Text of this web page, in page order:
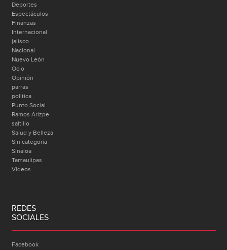
Deportes
Espectáculos
Finanzas
Internacional
jalisco
Nacional
Nuevo León
Ocio
Opinión
parras
politica
Punto Social
Ramos Arizpe
saltillo
Salud y Belleza
Sin categoría
Sinaloa
Tamaulipas
Videos
REDES
SOCIALES
Facebook